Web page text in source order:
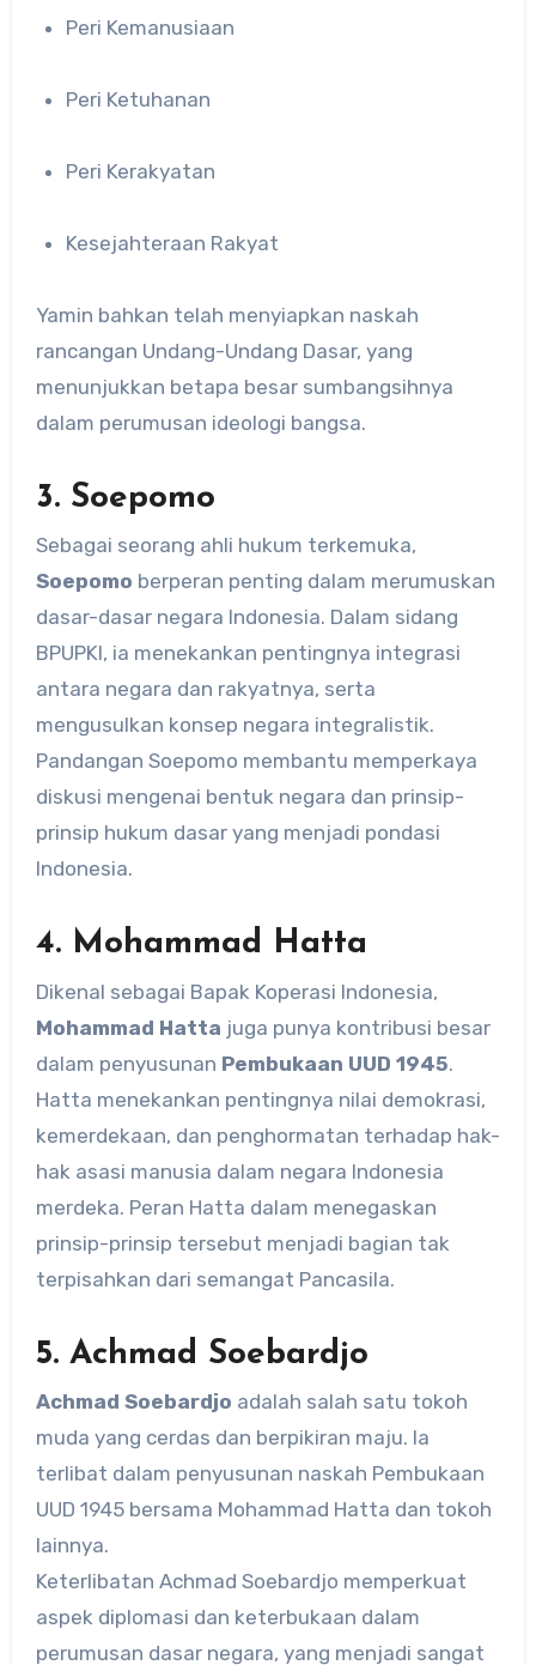
Peri Kemanusiaan
Peri Ketuhanan
Peri Kerakyatan
Kesejahteraan Rakyat
Yamin bahkan telah menyiapkan naskah
rancangan Undang-Undang Dasar, yang
menunjukkan betapa besar sumbangsihnya
dalam perumusan ideologi bangsa.
3. Soepomo
Sebagai seorang ahli hukum terkemuka,
Soepomo berperan penting dalam merumuskan
dasar-dasar negara Indonesia. Dalam sidang
BPUPKI, ia menekankan pentingnya integrasi
antara negara dan rakyatnya, serta
mengusulkan konsep negara integralistik.
Pandangan Soepomo membantu memperkaya
diskusi mengenai bentuk negara dan prinsip-
prinsip hukum dasar yang menjadi pondasi
Indonesia.
4. Mohammad Hatta
Dikenal sebagai Bapak Koperasi Indonesia,
Mohammad Hatta juga punya kontribusi besar
dalam penyusunan Pembukaan UUD 1945.
Hatta menekankan pentingnya nilai demokrasi,
kemerdekaan, dan penghormatan terhadap hak-
hak asasi manusia dalam negara Indonesia
merdeka. Peran Hatta dalam menegaskan
prinsip-prinsip tersebut menjadi bagian tak
terpisahkan dari semangat Pancasila.
5. Achmad Soebardjo
Achmad Soebardjo adalah salah satu tokoh
muda yang cerdas dan berpikiran maju. Ia
terlibat dalam penyusunan naskah Pembukaan
UUD 1945 bersama Mohammad Hatta dan tokoh
lainnya.
Keterlibatan Achmad Soebardjo memperkuat
aspek diplomasi dan keterbukaan dalam
perumusan dasar negara, yang menjadi sangat